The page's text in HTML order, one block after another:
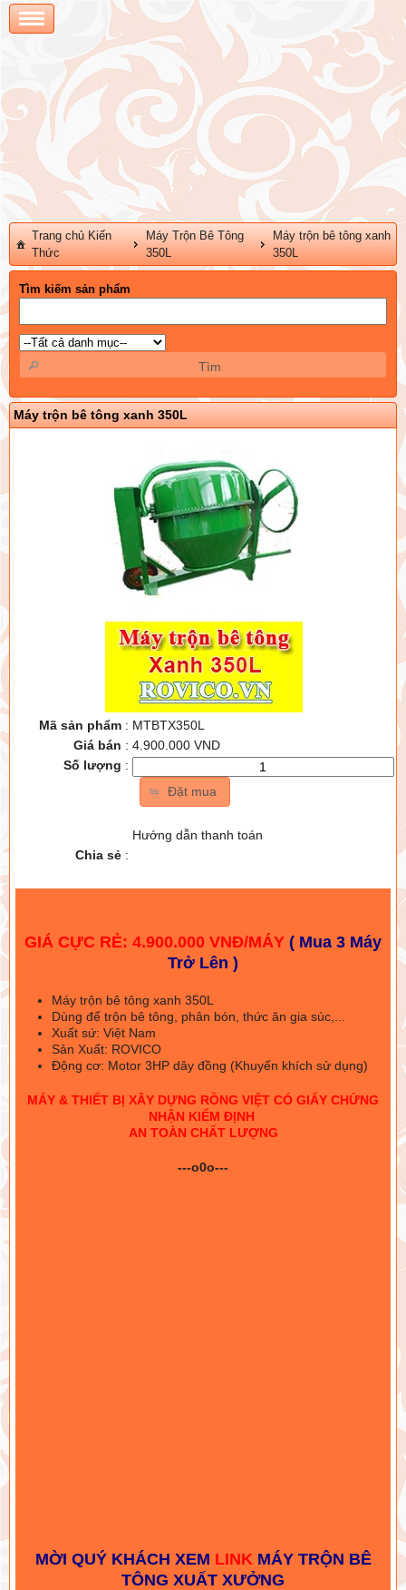
Trang chủ Kiến
Thức
Máy Trộn Bê Tông
350L
Máy trộn bê tông xanh
350L
Tìm kiếm sản phẩm
Tìm
Máy trộn bê tông xanh 350L
Mã sản phẩm: MTBTX350L
Giá bán : 4.900.000 VND
Số lượng :
Đặt mua
Hướng dẫn thanh toán
Chia sẻ:
GIÁ CỰC RẺ: 4.900.000 VNĐ/MÁY ( Mua 3 Máy
Trở Lên )
Máy trộn bê tông xanh 350L
Dùng để trộn bê tông, phân bón, thức ăn gia súc,...
Xuất sứ: Việt Nam
Sản Xuất: ROVICO
Động cơ: Motor 3HP dây đồng (Khuyến khích sử dụng)
MÁY & THIẾT BỊ XÂY DỰNG RỒNG VIỆT CÓ GIẤY CHỨNG
NHẬN KIỂM ĐỊNH
AN TOÀN CHẤT LƯỢNG
---o0o---
MỜI QUÝ KHÁCH XEM LINK MÁY TRỘN BÊ
TÔNG XUẤT XƯỞNG